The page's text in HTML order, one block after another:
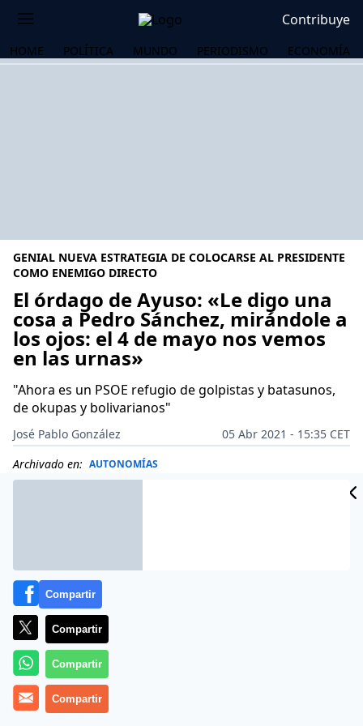
Contribuye
HOME POLÍTICA MUNDO PERIODISMO ECONOMÍA
GENIAL NUEVA ESTRATEGIA DE COLOCARSE AL PRESIDENTE
COMO ENEMIGO DIRECTO
El órdago de Ayuso: «Le digo una
cosa a Pedro Sánchez, mirándole a
los ojos: el 4 de mayo nos vemos
en las urnas»
"Ahora es un PSOE refugio de golpistas y batasunos,
de okupas y bolivarianos"
José Pablo González
05 Abr 2021 - 15:35 CET
Archivado en: AUTONOMÍAS
Compartir
Compartir
Compartir
Compartir